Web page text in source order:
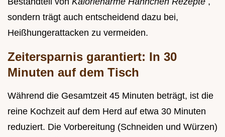
sondern trägt auch entscheidend dazu bei,
Heißhungerattacken zu vermeiden.
Zeitersparnis garantiert: In 30
Minuten auf dem Tisch
Während die Gesamtzeit 45 Minuten beträgt, ist die
reine Kochzeit auf dem Herd auf etwa 30 Minuten
reduziert. Die Vorbereitung (Schneiden und Würzen)